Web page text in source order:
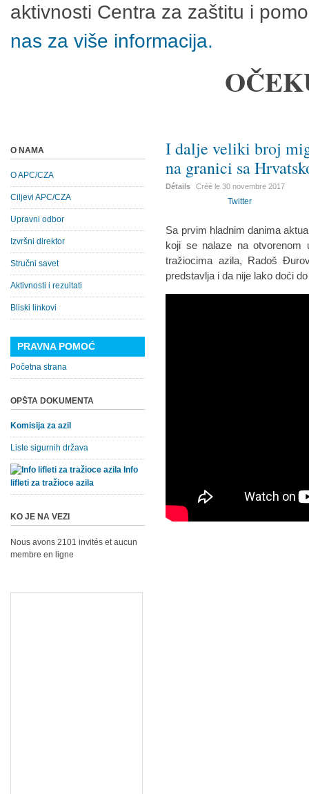
aktivnosti Centra za zaštitu i
nas za više informacija.
I dalje veliki broj
na granici sa
Détails Créé le30 novembre 2017
Twitter
Sa prvim hladnim danima
koji se nalaze na
tražiocima azila, Radoš
predstavlja i da nije lako doći
O NAMA
O APC/CZA
Ciljevi APC/CZA
Upravni odbor
Izvršni direktor
Stručni savet
Aktivnosti i rezultati
Bliski linkovi
PRAVNA POMOĆ
Početna strana
OPŠTA DOKUMENTA
Komisija za azil
Liste sigurnih država
Info
lifleti za tražioce azila
KO JE NA VEZI
Nous avons 2101 invités et aucun
membre en ligne